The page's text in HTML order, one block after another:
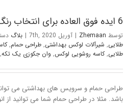
6 ایده فوق العاده برای انتخاب رنگ در طراحی حمام
توسط Zhemaan
| آوریل 7th, 2020 | بلاگ
طلایی, شیرآلات لوکس بهداشتی,طراحی حمام,
طلایی,کاسه روشویی لوکس, وان جکوزی یک تکه,
طراحی حمام و سرویس های بهداشتی می
باشد. مثلا در طراحی حمام شما می توانید از